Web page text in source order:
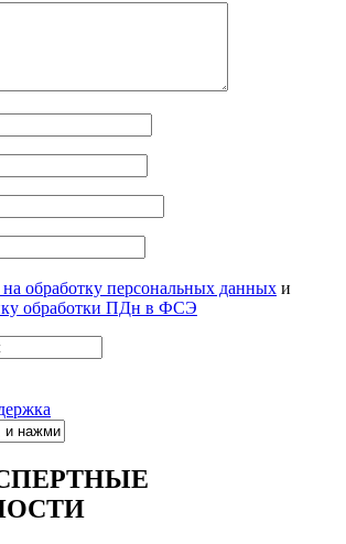
на обработку персональных данных и
обработки ПДн в ФСЭ